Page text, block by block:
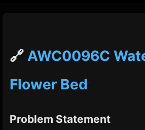
🔗 AWC0096C
Flower Bed
Problem Statement